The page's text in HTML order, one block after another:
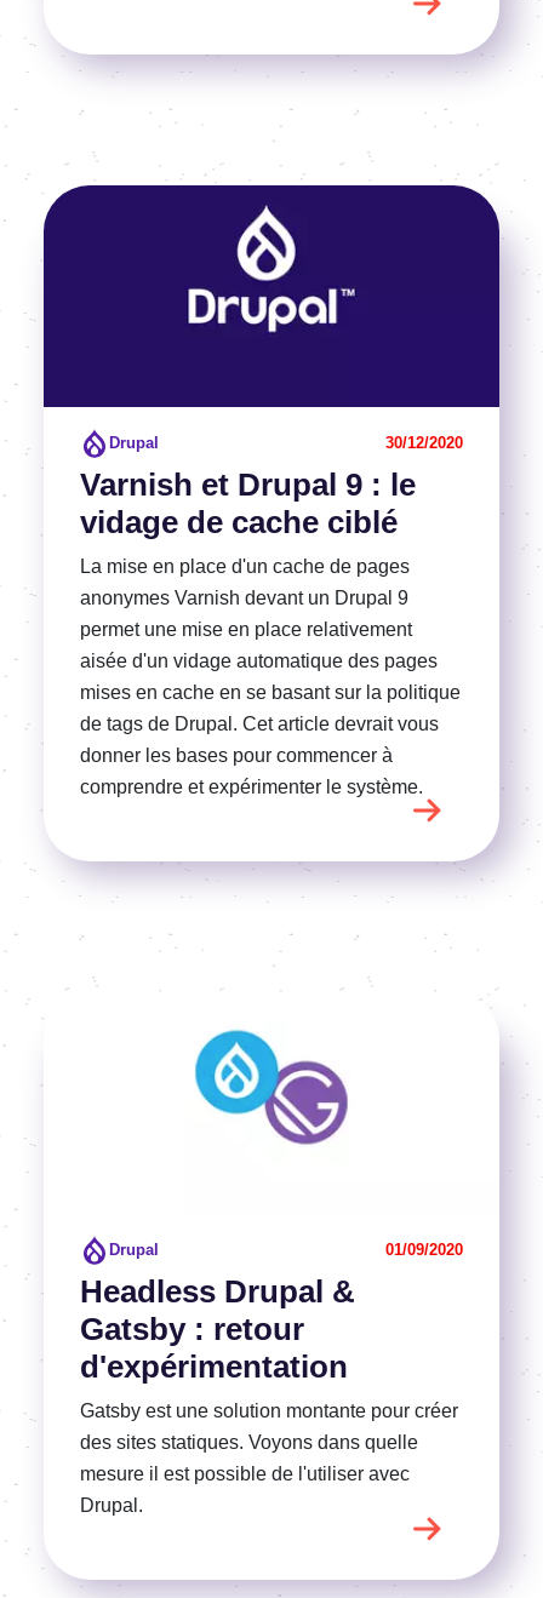
Varnish et Drupal 9 : le
vidage de cache ciblé
Drupal 30/12/2020
La mise en place d'un cache de pages
anonymes Varnish devant un Drupal 9
permet une mise en place relativement
aisée d'un vidage automatique des pages
mises en cache en se basant sur la politique
de tags de Drupal. Cet article devrait vous
donner les bases pour commencer à
comprendre et expérimenter le système.
Voir l'article
Image
Headless Drupal &
Gatsby : retour
d'expérimentation
Drupal 01/09/2020
Gatsby est une solution montante pour créer
des sites statiques. Voyons dans quelle
mesure il est possible de l'utiliser avec
Drupal.
Image